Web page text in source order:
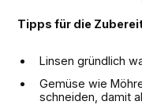
Tipps für die
Linsen gründlich
Gemüse wie
schneiden, damit